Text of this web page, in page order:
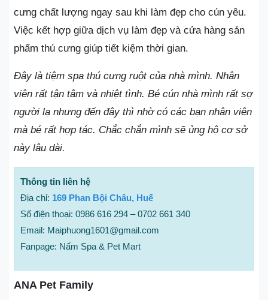
cưng chất lượng ngay sau khi làm đẹp cho cún yêu.
Việc kết hợp giữa dịch vụ làm đẹp và cửa hàng sản
phẩm thú cưng giúp tiết kiệm thời gian.
Đây là tiệm spa thú cưng ruột của nhà mình. Nhân
viên rất tận tâm và nhiệt tình. Bé cún nhà mình rất sợ
người lạ nhưng đến đây thì nhờ có các bạn nhân viên
mà bé rất hợp tác. Chắc chắn mình sẽ ủng hộ cơ sở
này lâu dài.
Thông tin liên hệ
Địa chỉ: 169 Phan Bội Châu, Huế
Số điện thoại: 0986 616 294 – 0702 661 340
Email: Maiphuong1601@gmail.com
Fanpage: Nấm Spa & Pet Mart
ANA Pet Family